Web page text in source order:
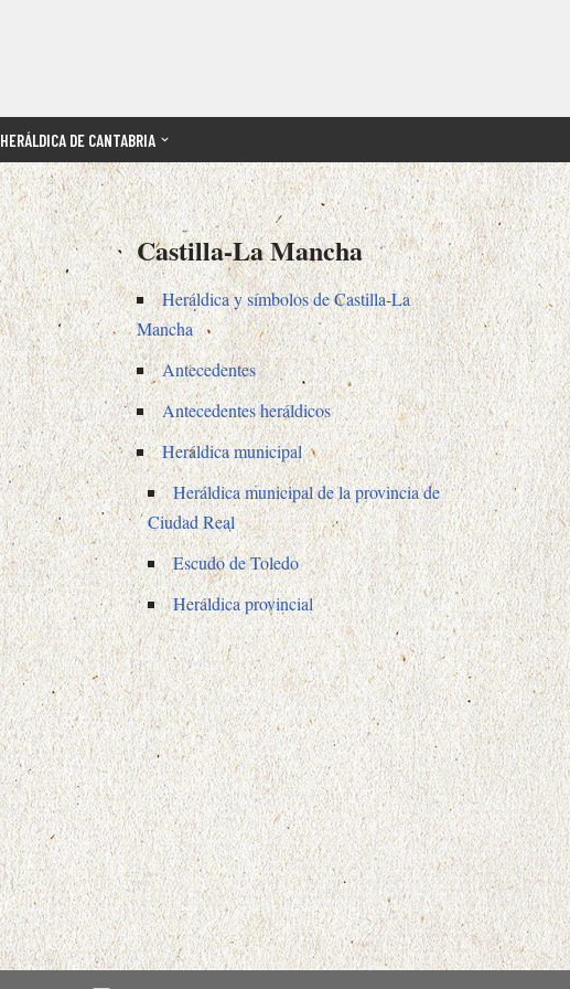
HERÁLDICA DE CANTABRIA
Castilla-La Mancha
Heráldica y símbolos de Castilla-La
Mancha
Antecedentes
Antecedentes heráldicos
Heráldica municipal
Heráldica municipal de la provincia de
Ciudad Real
Escudo de Toledo
Heráldica provincial